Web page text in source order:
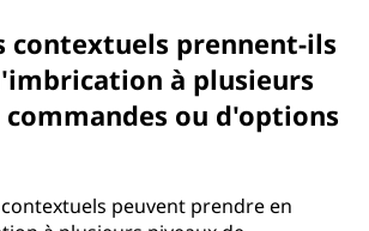
contextuels prennent-ils
à plusieurs
ou d'options
peuvent prendre en